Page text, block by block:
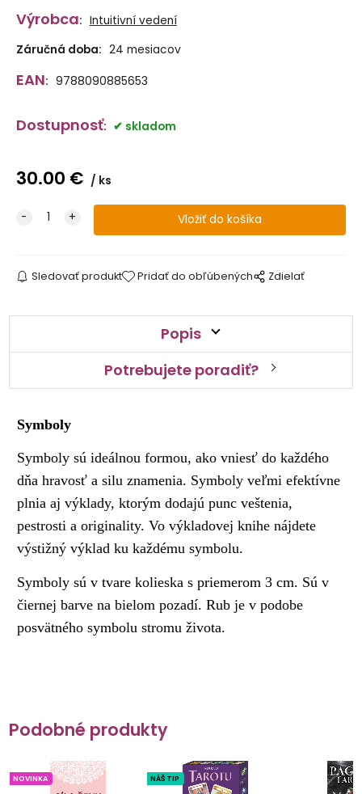
Výrobca: Intuitivní vedení
Záručná doba: 24 mesiacov
EAN: 9788090885653
Dostupnosť: skladom
30.00 € ks
Sledovať produkt Pridať do obľúbených Zdielať
Popis
Potrebujete poradiť?
Symboly
Symboly sú ideálnou formou, ako vniesť do každého
dňa hravosť a silu znamenia. Symboly veľmi efektívne
plnia aj výklady, ktorým dodajú punc veštenia,
pestrosti a originality. Vo výkladovej knihe nájdete
výstižný výklad ku každému symbolu.
Symboly sú v tvare kolieska s priemerom 3 cm. Sú v
čiernej barve na bielom pozadí. Rub je v podobe
posvätného symbolu stromu života.
Podobné produkty
NOVINKA NÁŠ TIP